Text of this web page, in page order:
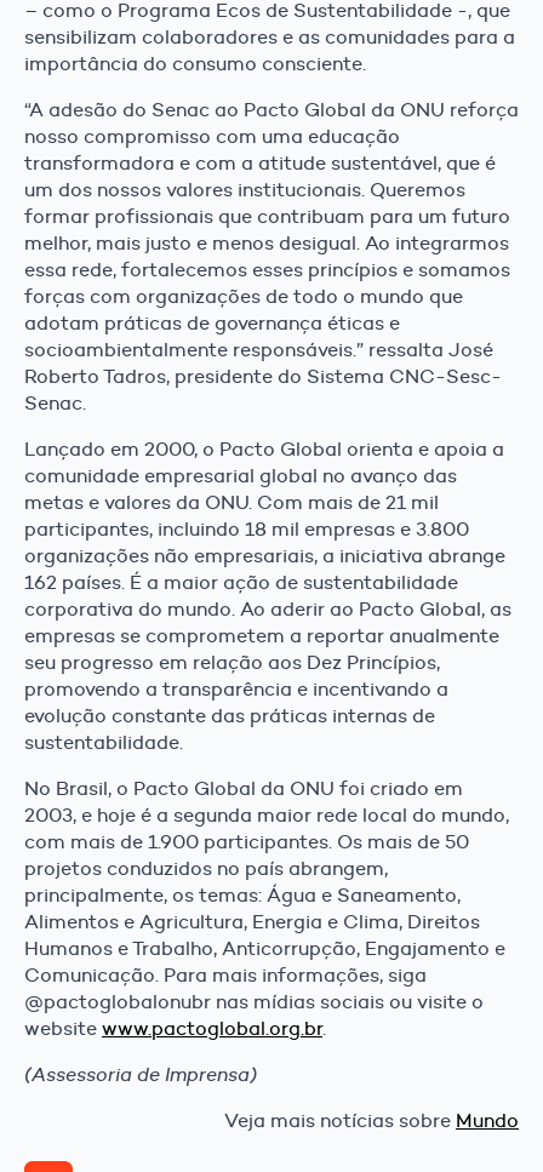
– como o Programa Ecos de Sustentabilidade -, que
sensibilizam colaboradores e as comunidades para a
importância do consumo consciente.
“A adesão do Senac ao Pacto Global da ONU reforça
nosso compromisso com uma educação
transformadora e com a atitude sustentável, que é
um dos nossos valores institucionais. Queremos
formar profissionais que contribuam para um futuro
melhor, mais justo e menos desigual. Ao integrarmos
essa rede, fortalecemos esses princípios e somamos
forças com organizações de todo o mundo que
adotam práticas de governança éticas e
socioambientalmente responsáveis.” ressalta José
Roberto Tadros, presidente do Sistema CNC-Sesc-
Senac.
Lançado em 2000, o Pacto Global orienta e apoia a
comunidade empresarial global no avanço das
metas e valores da ONU. Com mais de 21 mil
participantes, incluindo 18 mil empresas e 3.800
organizações não empresariais, a iniciativa abrange
162 países. É a maior ação de sustentabilidade
corporativa do mundo. Ao aderir ao Pacto Global, as
empresas se comprometem a reportar anualmente
seu progresso em relação aos Dez Princípios,
promovendo a transparência e incentivando a
evolução constante das práticas internas de
sustentabilidade.
No Brasil, o Pacto Global da ONU foi criado em
2003, e hoje é a segunda maior rede local do mundo,
com mais de 1.900 participantes. Os mais de 50
projetos conduzidos no país abrangem,
principalmente, os temas: Água e Saneamento,
Alimentos e Agricultura, Energia e Clima, Direitos
Humanos e Trabalho, Anticorrupção, Engajamento e
Comunicação. Para mais informações, siga
@pactoglobalonubr nas mídias sociais ou visite o
website www.pactoglobal.org.br.
(Assessoria de Imprensa)
Veja mais notícias sobre Mundo